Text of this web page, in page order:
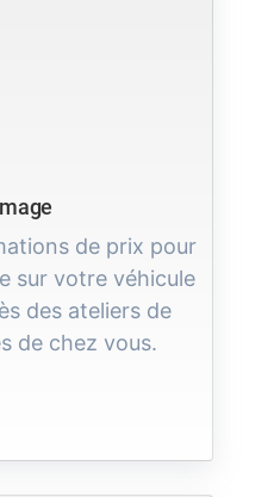
de prix pour
sur votre véhicule
des ateliers de
de chez vous.